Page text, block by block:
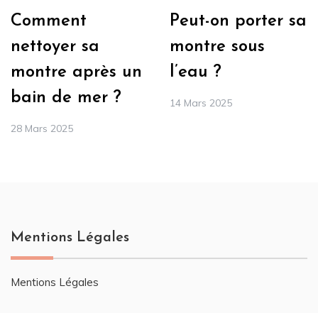
Comment
nettoyer sa
montre après un
bain de mer ?
28 Mars 2025
Peut-on porter sa
montre sous
l’eau ?
14 Mars 2025
Mentions Légales
Mentions Légales